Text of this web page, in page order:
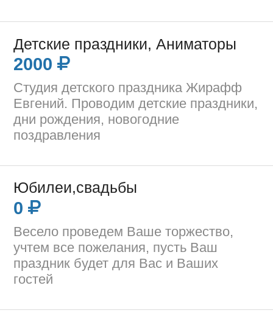
Детские праздники, Аниматоры
2000
Студия детского праздника Жирафф
Евгений. Проводим детские праздники,
дни рождения, новогодние
поздравления
Юбилеи,свадьбы
0
Весело проведем Ваше торжество,
учтем все пожелания, пусть Ваш
праздник будет для Вас и Ваших
гостей